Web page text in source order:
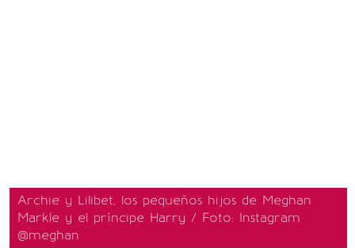
Archie y Lilibet, los pequeños hijos de Meghan
Markle y el príncipe Harry / Foto: Instagram
@meghan